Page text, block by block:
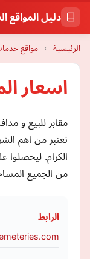
دليل المواقع
الرئيسية › مواقع
اسعار
مقابر للبيع و
تعتبر من اهم
الكرام.
من الجميع
الرابط